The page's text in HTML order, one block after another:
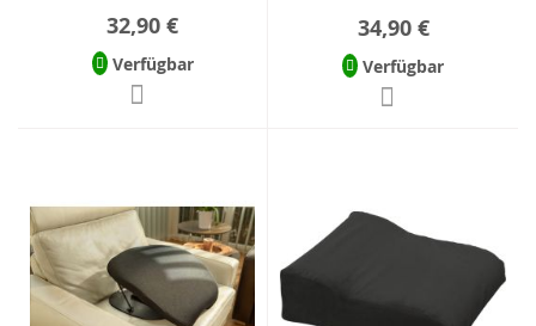
32,90 €
Verfügbar
34,90 €
Verfügbar